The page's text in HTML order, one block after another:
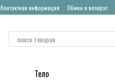
Контактная информация Обмен и возврат
Тело